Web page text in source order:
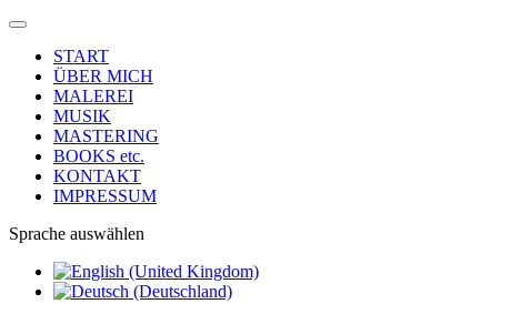
START
ÜBER MICH
MALEREI
MUSIK
MASTERING
BOOKS etc.
KONTAKT
IMPRESSUM
Sprache auswählen